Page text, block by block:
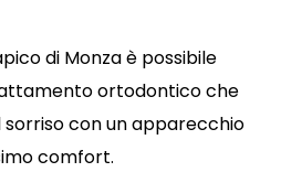
di Monza è possibile
ortodontico che
con un apparecchio
comfort.